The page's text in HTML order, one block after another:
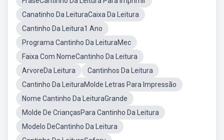
Canatinho Da LeituraCaixa Da Leitura
Cantinho Da Leitura1 Ano
Programa Cantinho Da LeituraMec
Faixa Com NomeCantinho Da Leitura
ArvoreDa Leitura
Cantinhos Da Leitura
Cantinho Da LeituraMolde Letras Para Impressão
Nome Cantinho Da LeituraGrande
Molde De CriançasPara Cantinho Da Leitura
Modelo DeCantinho Da Leitura